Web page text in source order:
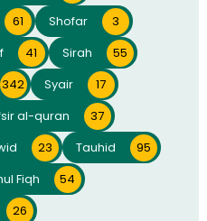
61 Shofar
3
41 Sirah
55
342 Syair
17
al-quran
37
23 Tauhid
95
Fiqh
54
26